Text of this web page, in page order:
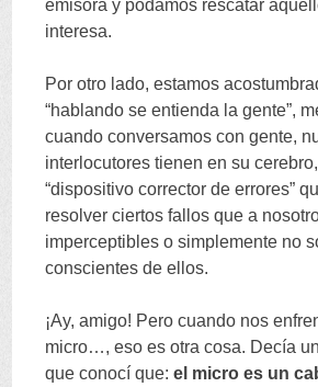
emisora y podamos rescatar
interesa.
Por otro lado,estamos
“hablando se entienda la gente”,
cuando conversamos con gente,
interlocutores tienen en su cerebro,
“dispositivo corrector de errores”
resolver ciertos fallos que a
imperceptibles o simplemente no
conscientes de ellos.
¡Ay,amigo! Pero cuando nos
micro…,eso es otra cosa. Decía
que conocí que:el micro es un